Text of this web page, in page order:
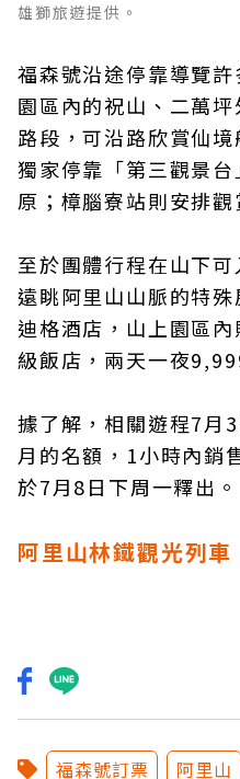
雄獅旅遊提供。
福森號沿途停靠導覽
園區內的祝山、二萬
路段，可沿路欣賞仙
獨家停靠「第三觀景
原；樟腦寮站則安排觀
至於團體行程在山下
遠眺阿里山山脈的特
迪格酒店，山上園區
級飯店，兩天一夜
據了解，相關遊程7月
月的名額，1小時內銷
於7月8日下周一釋出。
阿里山林鐵觀光列
福森號訂票 阿里山